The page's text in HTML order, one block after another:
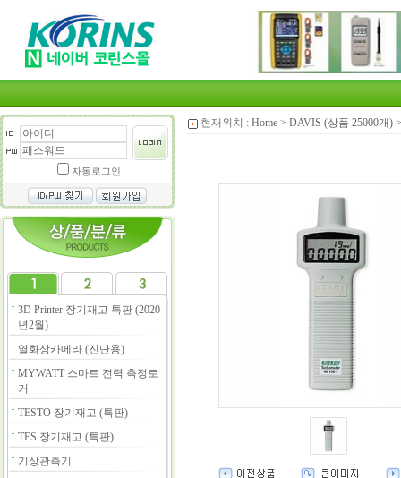
자동로그인
3D Printer 장기재고 특판 (2020
년2월)
열화상카메라 (진단용)
MYWATT 스마트 전력 측정로
거
TESTO 장기재고 (특판)
TES 장기재고 (특판)
기상관측기
현재위치 : Home > DAVIS (상품 25000개)